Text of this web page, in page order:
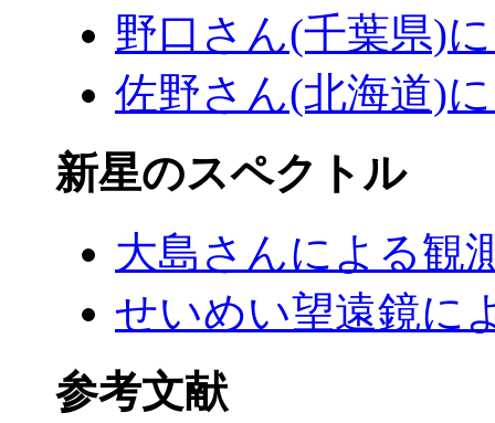
野口さん(千葉県)
佐野さん(北海道)
新星のスペクトル
大島さんによる観
せいめい望遠鏡に
参考文献